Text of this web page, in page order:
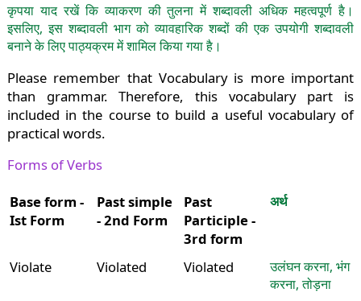
कृपया याद रखें कि व्याकरण की तुलना में शब्दावली अधिक महत्वपूर्ण है।
इसलिए, इस शब्दावली भाग को व्यावहारिक शब्दों की एक उपयोगी शब्दावली
बनाने के लिए पाठ्यक्रम में शामिल किया गया है।
Please remember that Vocabulary is more important
than grammar. Therefore, this vocabulary part is
included in the course to build a useful vocabulary of
practical words.
Forms of Verbs
Base form -
Ist Form
Past simple
- 2nd Form
Past
Participle -
3rd form
अर्थ
Violate Violated Violated
उलंघन करना, भंग
करना, तोड़ना